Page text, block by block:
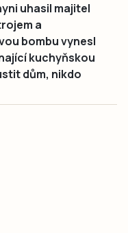
uhasil majitel
a
bombu vynesl
kuchyňskou
dům, nikdo